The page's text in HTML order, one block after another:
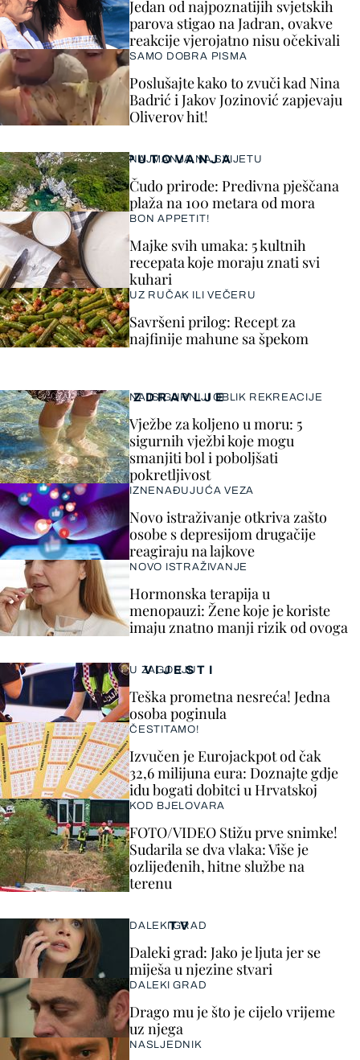
VIJESTI
U ZAGORJU
Teška prometna nesreća! Jedna
osoba poginula
ČESTITAMO!
Izvučen je Eurojackpot od čak
32,6 milijuna eura: Doznajte gdje
idu bogati dobitci u Hrvatskoj
KOD BJELOVARA
FOTO/VIDEO Stižu prve snimke!
Sudarila se dva vlaka: Više je
ozlijeđenih, hitne službe na
terenu
Jedan od najpoznatijih svjetskih
parova stigao na Jadran, ovakve
reakcije vjerojatno nisu očekivali
SAMO DOBRA PISMA
Poslušajte kako to zvuči kad Nina
Badrić i Jakov Jozinović zapjevaju
Oliverov hit!
ZDRAVLJE
NAJSIGURNIJI OBLIK REKREACIJE
Vježbe za koljeno u moru: 5
sigurnih vježbi koje mogu
smanjiti bol i poboljšati
pokretljivost
IZNENAĐUJUĆA VEZA
Novo istraživanje otkriva zašto
osobe s depresijom drugačije
reagiraju na lajkove
NOVO ISTRAŽIVANJE
Hormonska terapija u
menopauzi: Žene koje je koriste
imaju znatno manji rizik od ovoga
TV
DALEKI GRAD
Daleki grad: Jako je ljuta jer se
miješa u njezine stvari
DALEKI GRAD
Drago mu je što je cijelo vrijeme
uz njega
NASLJEDNIK
PUTOVANJA
NAJMANJA NA SVIJETU
Čudo prirode: Predivna pješčana
plaža na 100 metara od mora
BON APPETIT!
Majke svih umaka: 5 kultnih
recepata koje moraju znati svi
kuhari
UZ RUČAK ILI VEČERU
Savršeni prilog: Recept za
najfinije mahune sa špekom